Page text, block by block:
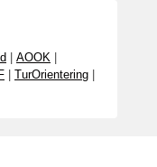
| AOOK |
| TurOrientering |